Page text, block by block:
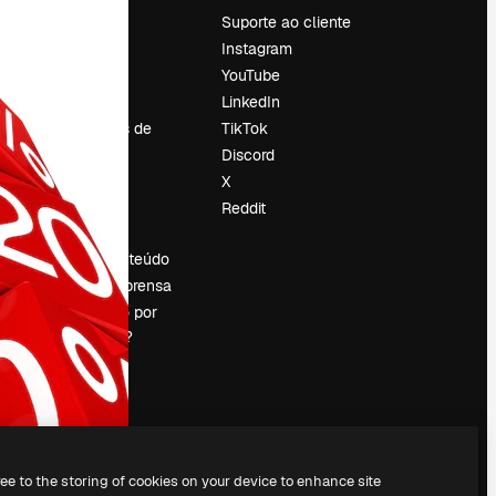
Tendências de
Blog
Eventos
Slidesgo
Vender conteúdo
Sala de imprensa
Procurando por
magnific.ai?
Suporte ao cliente
Instagram
YouTube
LinkedIn
TikTok
Discord
X
Reddit
to the storing of cookies on your device to enhance site